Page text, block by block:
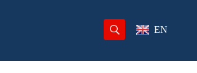
EN